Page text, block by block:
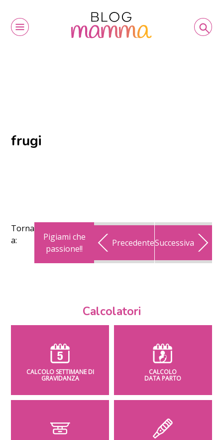
frugi
Torna
a:
Pigiami che
passione!!
PrecedenteSuccessiva
Calcolatori
CALCOLO SETTIMANE DI
GRAVIDANZA
CALCOLO
DATA PARTO